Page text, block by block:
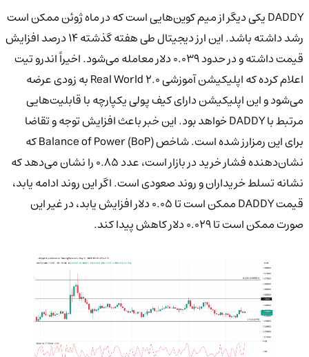
DADDY یکی دیگر از میم کوین‌هایی است که در ماه ژوئن ممکن است
رشد داشته باشد. این ارز دیجیتال طی هفته گذشته ۱۴ درصد افزایش
قیمت داشته و در حدود ۰.۰۳۹ دلار معامله می‌شود. اخیراً اندرو تیت
اعلام کرده که اپلیکیشن آموزشی Real World 2.0 به زودی عرضه
می‌شود و این اپلیکیشن دارای کیف پولی یکپارچه با قابلیت‌هایی
مرتبط با DADDY خواهد بود. این خبر باعث افزایش توجه و تقاضا
برای این رمزارز شده است. شاخص Balance of Power (BoP) که
نشان‌دهنده فشار خرید در بازار است، عدد ۰.۸۵ را نشان می‌دهد که
نشانه تسلط خریداران و روند صعودی است. اگر این روند ادامه یابد،
قیمت DADDY ممکن است تا ۰.۰۵ دلار افزایش یابد، در غیر این
صورت ممکن است تا ۰.۰۲۹ دلار کاهش پیدا کند.